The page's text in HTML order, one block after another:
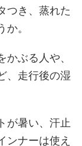
つき、蒸れた
。
ぶる人や、
、走行後の湿
が暑い、汗止
ンナーは使え